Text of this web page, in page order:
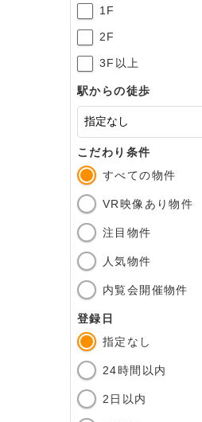
1F
2F
3F以上
駅からの徒歩
こだわり条件
すべての物件
VR映像あり物件
注目物件
人気物件
内覧会開催物件
登録日
指定なし
24時間以内
2日以内